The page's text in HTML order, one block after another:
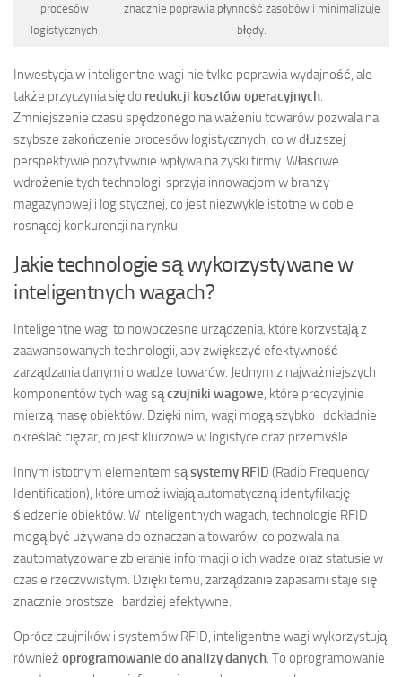
procesów
logistycznych
znacznie poprawia płynność zasobów i minimalizuje
błędy.
Inwestycja w inteligentne wagi nie tylko poprawia wydajność, ale
także przyczynia się do redukcji kosztów operacyjnych.
Zmniejszenie czasu spędzonego na ważeniu towarów pozwala na
szybsze zakończenie procesów logistycznych, co w dłuższej
perspektywie pozytywnie wpływa na zyski firmy. Właściwe
wdrożenie tych technologii sprzyja innowacjom w branży
magazynowej i logistycznej, co jest niezwykle istotne w dobie
rosnącej konkurencji na rynku.
Jakie technologie są wykorzystywane w
inteligentnych wagach?
Inteligentne wagi to nowoczesne urządzenia, które korzystają z
zaawansowanych technologii, aby zwiększyć efektywność
zarządzania danymi o wadze towarów. Jednym z najważniejszych
komponentów tych wag sączujniki wagowe, które precyzyjnie
mierzą masę obiektów. Dzięki nim, wagi mogą szybko i dokładnie
określać ciężar, co jest kluczowe w logistyce oraz przemyśle.
Innym istotnym elementem sąsystemy RFID (Radio Frequency
Identification), które umożliwiają automatyczną identyfikację i
śledzenie obiektów. W inteligentnych wagach, technologie RFID
mogą być używane do oznaczania towarów, co pozwala na
zautomatyzowane zbieranie informacji o ich wadze oraz statusie w
czasie rzeczywistym. Dzięki temu, zarządzanie zapasami staje się
znacznie prostsze i bardziej efektywne.
Oprócz czujników i systemów RFID, inteligentne wagi wykorzystują
również oprogramowanie do analizy danych. To oprogramowanie